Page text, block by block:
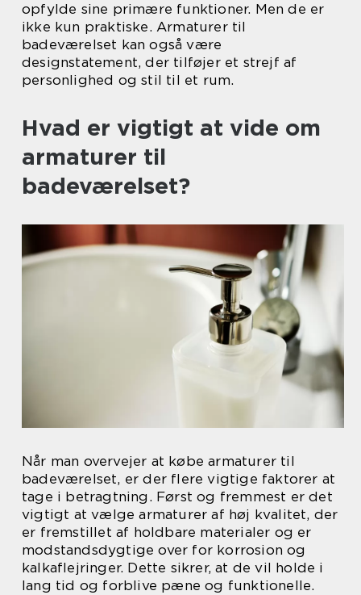
opfylde sine primære funktioner. Men de er
ikke kun praktiske. Armaturer til
badeværelset kan også være
designstatement, der tilføjer et strejf af
personlighed og stil til et rum.
Hvad er vigtigt at vide om
armaturer til
badeværelset?
Når man overvejer at købe armaturer til
badeværelset, er der flere vigtige faktorer at
tage i betragtning. Først og fremmest er det
vigtigt at vælge armaturer af høj kvalitet, der
er fremstillet af holdbare materialer og er
modstandsdygtige over for korrosion og
kalkaflejringer. Dette sikrer, at de vil holde i
lang tid og forblive pæne og funktionelle.